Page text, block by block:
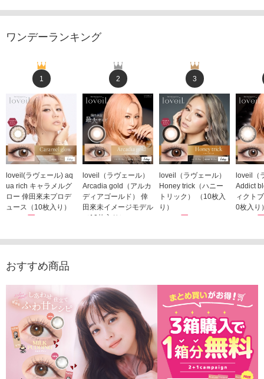
ワンデーランキング
1
loveil(ラヴェール) aq
ua rich キャラメルグ
ロー 倖田來未プロデ
ュース（10枚入り）
1,760円
2
loveil（ラヴェール）
Arcadia gold（アルカ
ディアゴールド） 倖
田來未イメージモデル
（10枚入り）
3
loveil（ラヴェール）
Honey trick（ハニー
トリック） （10枚入
り）
1,760円
loveil（
Addict
ィクト
0枚入り
1,760
おすすめ商品